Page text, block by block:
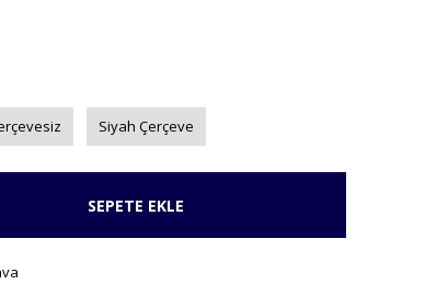
Siyah Çerçeve
SEPETE EKLE